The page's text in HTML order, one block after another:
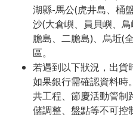
湖縣-馬公(虎井島、桶
沙(大倉嶼、員貝嶼、
膽島、二膽島)、烏坵(
區。
若遇到以下狀況，出貨
如果銀行需確認資料時
共工程、節慶活動管制
儲調整、盤點等不可控